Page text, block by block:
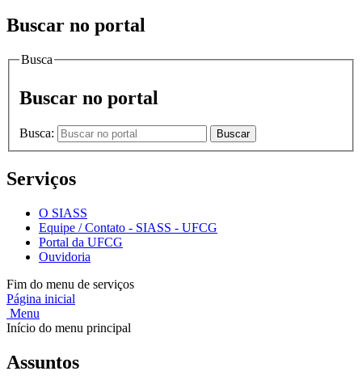
Buscar no portal
Busca
Buscar no portal
Busca: Buscar
Serviços
O SIASS
Equipe / Contato - SIASS - UFCG
Portal da UFCG
Ouvidoria
Fim do menu de serviços
Página inicial
Menu
Início do menu principal
Assuntos